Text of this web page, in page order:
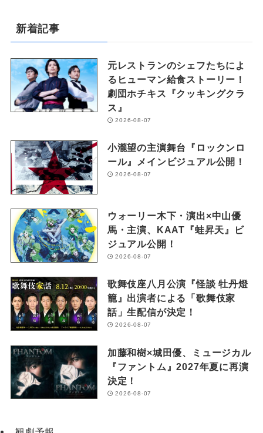
新着記事
元レストランのシェフたちによ
るヒューマン給食ストーリー！
劇団ホチキス『クッキングクラ
ス』
2026-08-07
小瀧望の主演舞台『ロックンロ
ール』メインビジュアル公開！
2026-08-07
ウォーリー木下・演出×中山優
馬・主演、KAAT『蛙昇天』ビ
ジュアル公開！
2026-08-07
歌舞伎座八月公演『怪談 牡丹燈
籠』出演者による「歌舞伎家
話」生配信が決定！
2026-08-07
加藤和樹×城田優、ミュージカル
『ファントム』2027年夏に再演
決定！
2026-08-07